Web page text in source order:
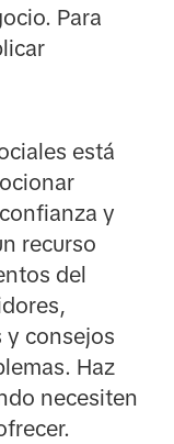
Para
está
y
recurso
del
y consejos
Haz
necesiten